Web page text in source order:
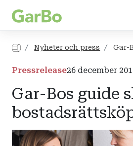
Nyheter och press Gar-
Pressrelease26 december
Gar-Bos guide